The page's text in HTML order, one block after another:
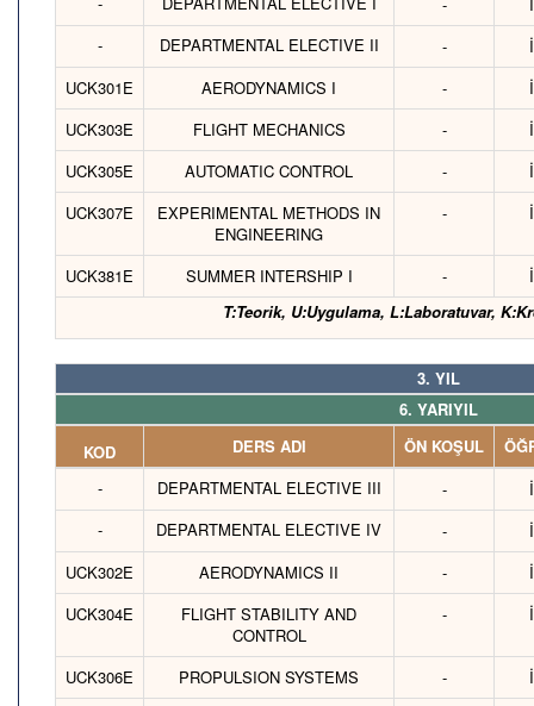
-
DEPARTMENTAL ELECTIVE II -
UCK301E
AERODYNAMICS I -
UCK303E
FLIGHT MECHANICS -
UCK305E
AUTOMATIC CONTROL -
UCK307E
EXPERIMENTAL METHODS IN
ENGINEERING
-
UCK381E SUMMER INTERSHIP I -
T:Teorik, U:Uygulama, L:Laboratuvar,
3. YIL
6. YARIYIL
KOD
DERS ADI ÖN KOŞUL
-
DEPARTMENTAL ELECTIVE III -
-
DEPARTMENTAL ELECTIVE IV -
UCK302E
AERODYNAMICS II -
UCK304E
FLIGHT STABILITY AND
CONTROL
-
UCK306E PROPULSION SYSTEMS -